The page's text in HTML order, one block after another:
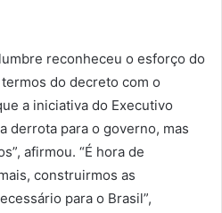
reconheceu o esforço do
do decreto com o
a iniciativa do Executivo
derrota para o governo, mas
afirmou. “É hora de
construirmos as
para o Brasil”,